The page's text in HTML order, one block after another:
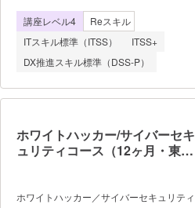
して、受講者がISO 19011、及びISO/IEC
27001に基づく監査の計画、準備、実施、
及び報告をリードできるスキルを身につけ
るための手助けをしますので、ご受講によ
知識・スキルを身につけることができま
JRCAに審査員として登録する際に必要な
要件の一部を満たすことができる ●
ISO/IEC 27001の監査に関する実践的で高
うな効果的な内部監査ができるようにな
講座レベル4
Reスキル
ITスキル標準（ITSS）
ITSS+
DX推進スキル標準（DSS-P）
ホワイトハッカー/サイバーセキ
ュリティコース（12ヶ月・東京
ホワイトハッカー／サイバーセキュリティ